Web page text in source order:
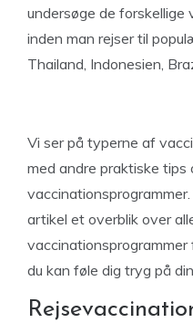
undersøge de forskellige
inden man rejser til
Thailand, Indonesien,
Vi ser på typerne af
med andre praktiske tips
artikel et overblik over
du kan føle dig tryg på